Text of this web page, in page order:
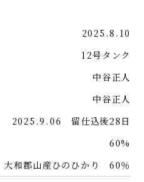
2025.8.10
12号タンク
中谷正人
中谷正人
2025.9.06 留仕込後28日
60%
大和郡山産ひのひかり 60％